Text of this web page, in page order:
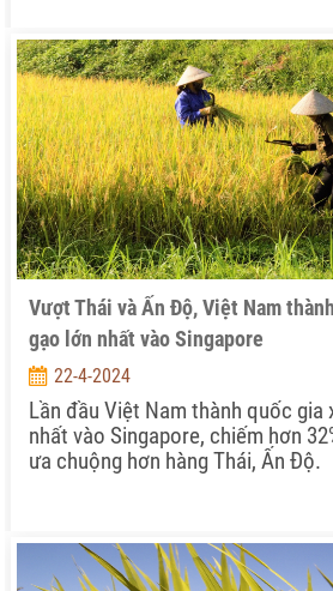
Vượt Thái và Ấn Độ, Việt Nam
gạo lớn nhất vào Singapore
22-4-2024
Lần đầu Việt Nam thành quốc gia
nhất vào Singapore, chiếm hơn
ưa chuộng hơn hàng Thái, Ấn Độ.